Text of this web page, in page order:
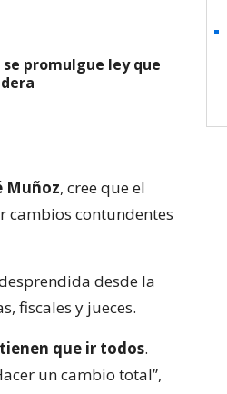
promulgue ley que
Muñoz, cree que el
cambios contundentes
desde la
fiscales y jueces.
que ir todos.
un cambio total”,